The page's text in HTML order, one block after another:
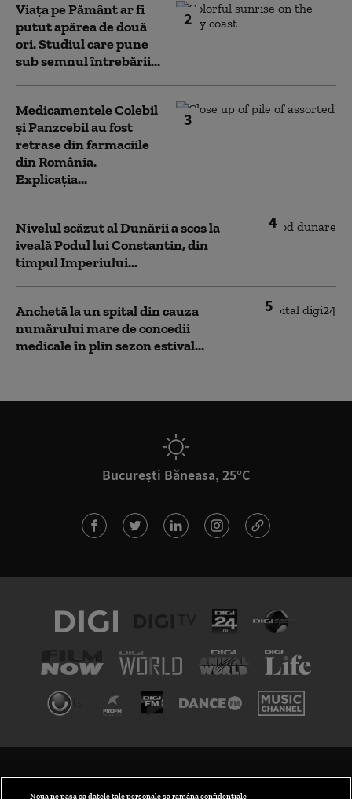
2
Viața pe Pământ ar fi
putut apărea de două
ori. Studiul care pune
sub semnul întrebării...
3
Medicamentele Colebil
și Panzcebil au fost
retrase din farmaciile
din România.
Explicația...
4
Nivelul scăzut al Dunării a scos la
iveală Podul lui Constantin, din
timpul Imperiului...
5
Anchetă la un spital din cauza
numărului mare de concedii
medicale în plin sezon estival...
București Băneasa, 25°C
Nouă ne pasă ca datele tale personale să rămână confidențiale